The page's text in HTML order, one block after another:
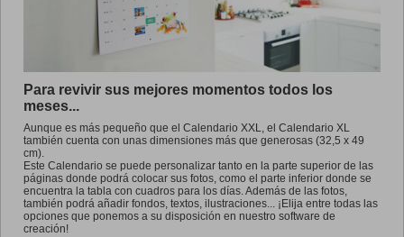
Promo
Para revivir sus mejores momentos todos los
meses...
Aunque es más pequeño que el Calendario XXL, el Calendario XL
también cuenta con unas dimensiones más que generosas (32,5 x 49
cm).
Este Calendario se puede personalizar tanto en la parte superior de las
páginas donde podrá colocar sus fotos, como el parte inferior donde se
encuentra la tabla con cuadros para los días. Además de las fotos,
también podrá añadir fondos, textos, ilustraciones... ¡Elija entre todas las
opciones que ponemos a su disposición en nuestro software de
creación!